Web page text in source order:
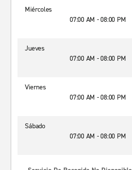
Miércoles
07:00 AM - 08:00 PM
Jueves
07:00 AM - 08:00 PM
Viernes
07:00 AM - 08:00 PM
Sábado
07:00 AM - 08:00 PM